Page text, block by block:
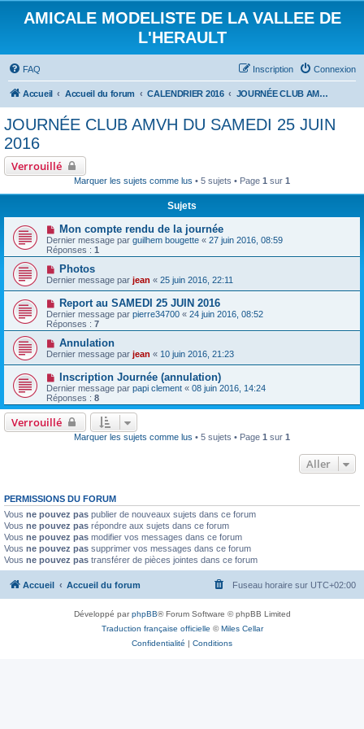
AMICALE MODELISTE DE LA VALLEE DE
L'HERAULT
FAQ Connexion
Inscription
Accueil Accueil du forum CALENDRIER 2016 JOURNÉE CLUB AMVH DU SAMEDI 25 JUIN 2016
JOURNÉE CLUB AMVH DU SAMEDI 25 JUIN
2016
Verrouillé
Marquer les sujets comme lus • 5 sujets • Page 1 sur 1
Sujets
Mon compte rendu de la journée
Dernier message par guilhem bougette « 27 juin 2016, 08:59
Réponses : 1
Photos
Dernier message par jean « 25 juin 2016, 22:11
Report au SAMEDI 25 JUIN 2016
Dernier message par pierre34700 « 24 juin 2016, 08:52
Réponses : 7
Annulation
Dernier message par jean « 10 juin 2016, 21:23
Inscription Journée (annulation)
Dernier message par papi clement « 08 juin 2016, 14:24
Réponses : 8
Verrouillé
Marquer les sujets comme lus • 5 sujets • Page 1 sur 1
Aller
PERMISSIONS DU FORUM
Vous ne pouvez pas publier de nouveaux sujets dans ce forum
Vous ne pouvez pas répondre aux sujets dans ce forum
Vous ne pouvez pas modifier vos messages dans ce forum
Vous ne pouvez pas supprimer vos messages dans ce forum
Vous ne pouvez pas transférer de pièces jointes dans ce forum
Accueil Accueil du forum Fuseau horaire sur UTC+02:00
Développé parphpBB® Forum Software © phpBB Limited
Traduction française officielle ©Miles Cellar
Confidentialité | Conditions